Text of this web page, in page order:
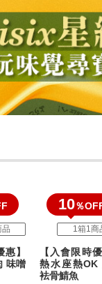
品
惠】
味噌
10％
1箱1商
【入會限時優
熱水座熱OK
袪骨鯖魚